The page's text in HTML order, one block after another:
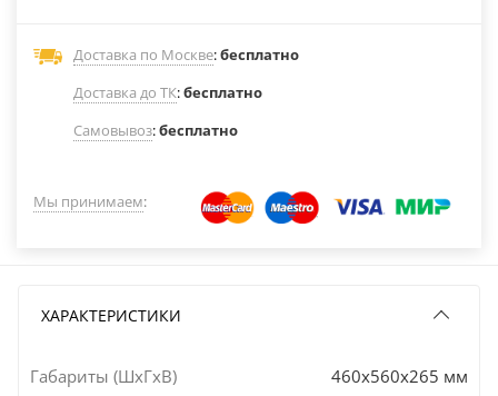
Доставка по Москве:бесплатно
Доставка до ТК:бесплатно
Самовывоз:бесплатно
Мы принимаем:
ХАРАКТЕРИСТИКИ
Габариты (ШxГxВ) 460x560x265 мм